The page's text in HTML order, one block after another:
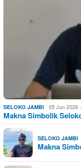
SELOKO JAMBI 05 Jun 2026
Makna Simbolik
SELOKO JAMBI
Makna